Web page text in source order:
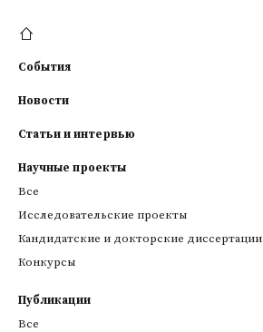
События
Новости
Статьи и интервью
Научные проекты
Все
Исследовательские проекты
Кандидатские и докторские диссертации
Конкурсы
Публикации
Все